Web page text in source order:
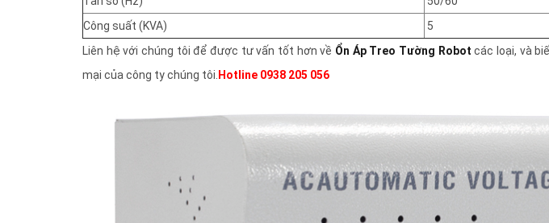
Công suất (KVA)
5
Liên hệ với chúng tôi để được tư vấn tốt hơn về Ổn Áp Treo Tường Robot các loại, và
mại của công ty chúng tôi. Hotline 0938 205 056